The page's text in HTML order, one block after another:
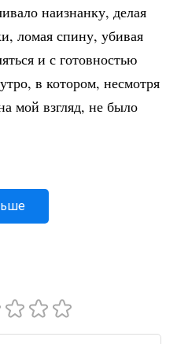
наизнанку, делая
ломая спину, убивая
и с готовностью
в котором, несмотря
мой взгляд, не было